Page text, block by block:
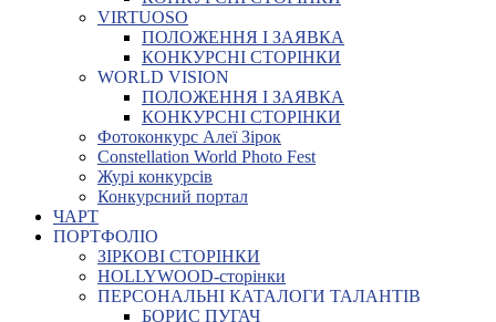
VIRTUOSO
ПОЛОЖЕННЯ І ЗАЯВКА
КОНКУРСНІ СТОРІНКИ
WORLD VISION
ПОЛОЖЕННЯ І ЗАЯВКА
КОНКУРСНІ СТОРІНКИ
Фотоконкурс Алеї Зірок
Constellation World Photo Fest
Журі конкурсів
Конкурсний портал
ЧАРТ
ПОРТФОЛІО
ЗІРКОВІ СТОРІНКИ
HOLLYWOOD-сторінки
ПЕРСОНАЛЬНІ КАТАЛОГИ ТАЛАНТІВ
БОРИС ПУГАЧ